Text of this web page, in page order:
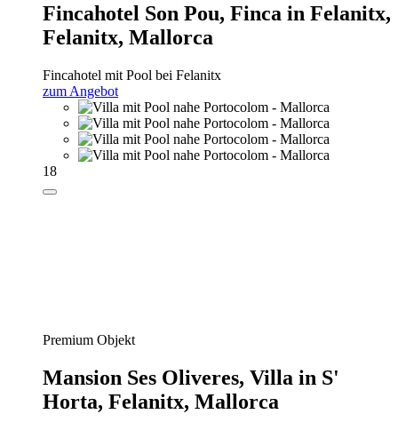
Fincahotel Son Pou, Finca in Felanitx,
Felanitx, Mallorca
Fincahotel mit Pool bei Felanitx
zum Angebot
18
Premium Objekt
Mansion Ses Oliveres, Villa in S'
Horta, Felanitx, Mallorca